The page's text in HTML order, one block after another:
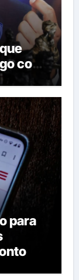
con
para